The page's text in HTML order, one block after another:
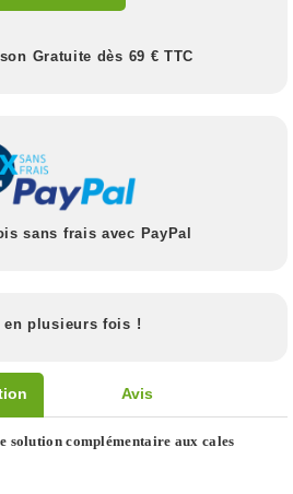
Gratuite dès 69 € TTC
sans frais avec PayPal
en plusieurs fois !
Avis
solution complémentaire aux cales